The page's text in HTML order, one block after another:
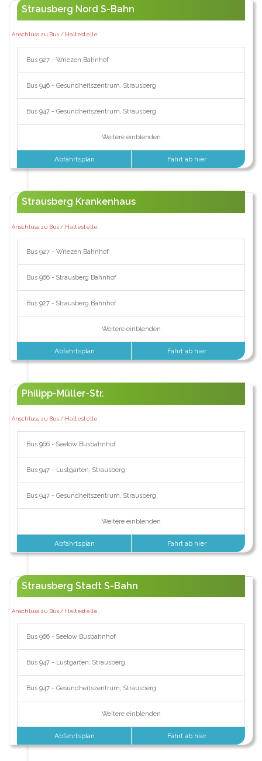
Strausberg Nord S-Bahn
Anschluss zu Bus / Haltestelle:
Bus 927 - Wriezen Bahnhof
Bus 946 - Gesundheitszentrum, Strausberg
Bus 947 - Gesundheitszentrum, Strausberg
Weitere einblenden
Abfahrtsplan Fahrt ab hier
Strausberg Krankenhaus
Anschluss zu Bus / Haltestelle:
Bus 927 - Wriezen Bahnhof
Bus 966 - Strausberg Bahnhof
Bus 927 - Strausberg Bahnhof
Weitere einblenden
Abfahrtsplan Fahrt ab hier
Philipp-Müller-Str.
Anschluss zu Bus / Haltestelle:
Bus 966 - Seelow Busbahnhof
Bus 947 - Lustgarten, Strausberg
Bus 947 - Gesundheitszentrum, Strausberg
Weitere einblenden
Abfahrtsplan Fahrt ab hier
Strausberg Stadt S-Bahn
Anschluss zu Bus / Haltestelle:
Bus 966 - Seelow Busbahnhof
Bus 947 - Lustgarten, Strausberg
Bus 947 - Gesundheitszentrum, Strausberg
Weitere einblenden
Abfahrtsplan Fahrt ab hier